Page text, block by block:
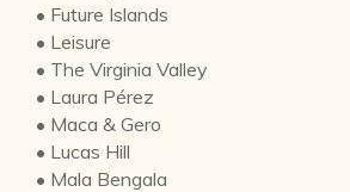
• Future Islands
• Leisure
• The Virginia Valley
• Laura Pérez
• Maca & Gero
• Lucas Hill
• Mala Bengala